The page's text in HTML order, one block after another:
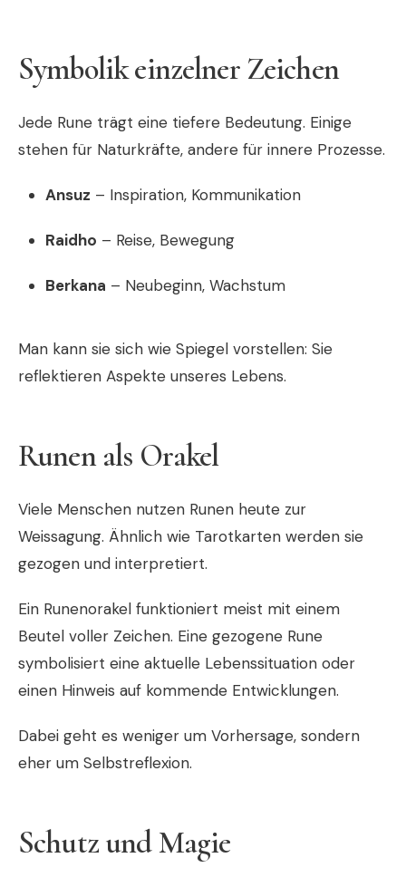
Symbolik einzelner Zeichen
Jede Rune trägt eine tiefere Bedeutung. Einige
stehen für Naturkräfte, andere für innere Prozesse.
Ansuz – Inspiration, Kommunikation
Raidho – Reise, Bewegung
Berkana – Neubeginn, Wachstum
Man kann sie sich wie Spiegel vorstellen: Sie
reflektieren Aspekte unseres Lebens.
Runen als Orakel
Viele Menschen nutzen Runen heute zur
Weissagung. Ähnlich wie Tarotkarten werden sie
gezogen und interpretiert.
Ein Runenorakel funktioniert meist mit einem
Beutel voller Zeichen. Eine gezogene Rune
symbolisiert eine aktuelle Lebenssituation oder
einen Hinweis auf kommende Entwicklungen.
Dabei geht es weniger um Vorhersage, sondern
eher um Selbstreflexion.
Schutz und Magie